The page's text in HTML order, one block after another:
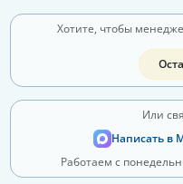
Хотите, чтобы
Или
Написать в
Работаем с